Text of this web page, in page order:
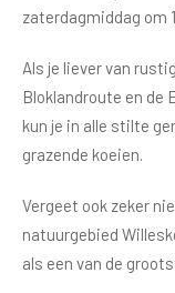
zaterdagmiddag om
Als je liever van
Bloklandroute en de
kun je in alle stilte
grazende koeien.
Vergeet ook zeker
natuurgebied
als een van de